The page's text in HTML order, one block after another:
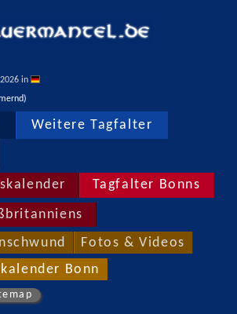
in
Weitere Tagfalter
Tagfalter Bonns
Fotos & Videos
Bonn